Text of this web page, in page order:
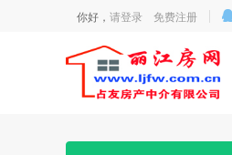
你好， 请登录 免费注册